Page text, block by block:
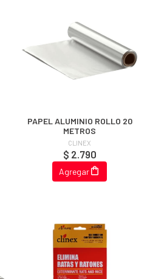
PAPEL ALUMINIO ROLLO 20
METROS
CLINEX
$ 2.790
Agregar